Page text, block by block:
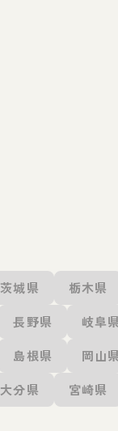
茨城県 栃木県
長野県 岐阜県
島根県 岡山県
大分県 宮崎県